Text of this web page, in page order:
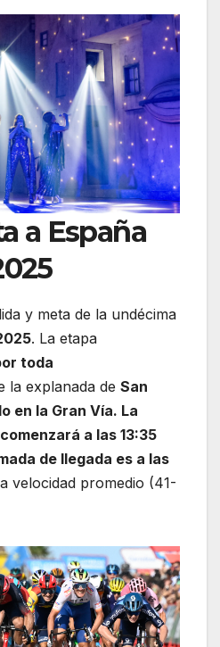
a España
y meta de la undécima
. La etapa
toda
la explanada de San
en la Gran Vía. La
a las 13:35
de llegada es a las
velocidad promedio (41-